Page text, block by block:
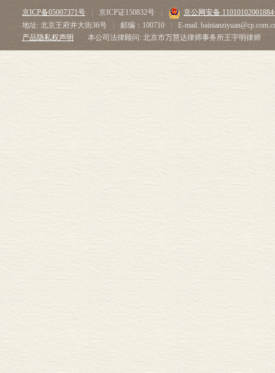
着，描摹出那
的徐州发掘出
徐州出土的“照
京ICP备05007371号 京ICP证150832号
京公网安备
地址: 北京王府井大街36号
邮编：100710
E-mail:
产品隐私权声明
本公司法律顾问: 北京市万慧达律师事务所王宇明律师